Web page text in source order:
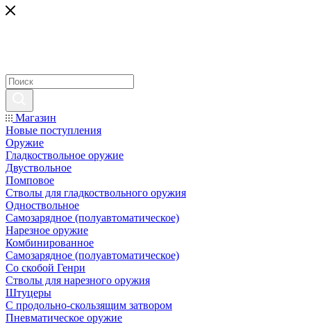
Магазин
Новые поступления
Оружие
Гладкоствольное оружие
Двуствольное
Помповое
Стволы для гладкоствольного оружия
Одноствольное
Самозарядное (полуавтоматическое)
Нарезное оружие
Комбинированное
Самозарядное (полуавтоматическое)
Со скобой Генри
Стволы для нарезного оружия
Штуцеры
С продольно-скользящим затвором
Пневматическое оружие